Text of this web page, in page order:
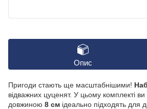
Опис
Пригоди стають ще масштабнішими!
відважних цуценят. У цьому комплекті
довжиною 8 см ідеально підходять для